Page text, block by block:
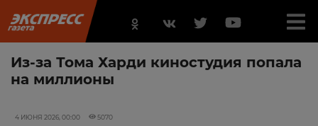
Из-за Тома Харди киностудия попала
на миллионы
4 ИЮНЯ 2026, 00:00 5070